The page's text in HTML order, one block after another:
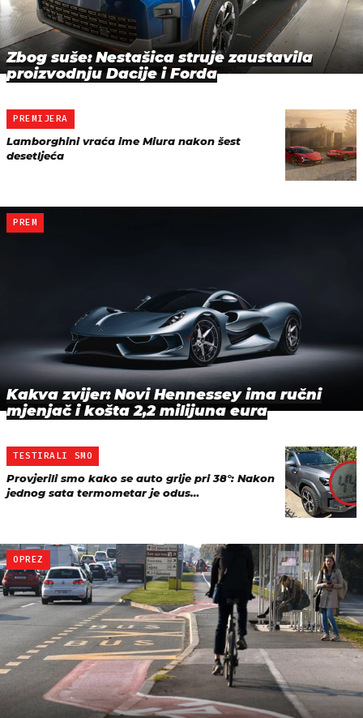
Zbog suše: Nestašica struje zaustavila
proizvodnju Dacije i Forda
PREMIJERA
Lamborghini vraća ime Miura nakon šest
desetljeća
PREM
Kakva zvijer: Novi Hennessey ima ručni
mjenjač i košta 2,2 milijuna eura
TESTIRALI SMO
Provjerili smo kako se auto grije pri 38°: Nakon
jednog sata termometar je odus…
OPREZ